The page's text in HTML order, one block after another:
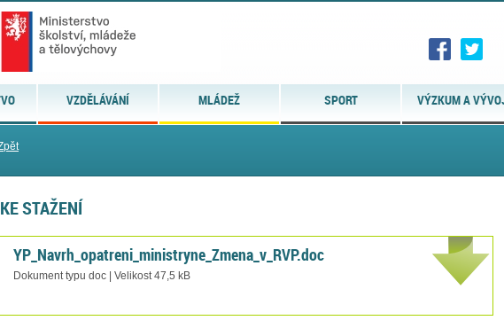
VZDĚLÁVÁNÍ MLÁDEŽ SPORT VÝZKUM A
STAŽENÍ
YP_Navrh_opatreni_ministryne_Zmena_v_RVP.doc
Dokument typu doc | Velikost 47,5 kB